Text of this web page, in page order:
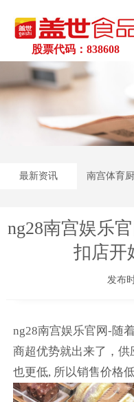
股票代码：838608
最新资讯 南宫体育
ng28南宫娱乐
扣店开
发布
ng28南宫娱乐官网-随
商超优势就出来了，
也更低, 所以销售价格低